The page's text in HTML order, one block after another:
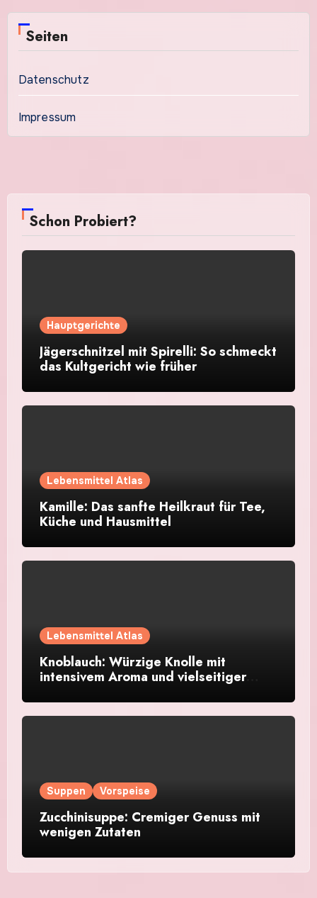
Seiten
Datenschutz
Impressum
Schon Probiert?
Hauptgerichte
Jägerschnitzel mit Spirelli: So schmeckt
das Kultgericht wie früher
Lebensmittel Atlas
Kamille: Das sanfte Heilkraut für Tee,
Küche und Hausmittel
Lebensmittel Atlas
Knoblauch: Würzige Knolle mit
intensivem Aroma und vielseitiger
Suppen Vorspeise
Zucchinisuppe: Cremiger Genuss mit
wenigen Zutaten